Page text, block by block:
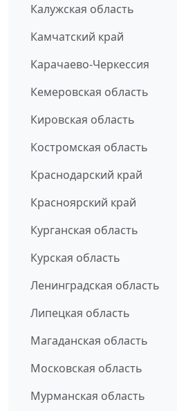
Калужская область
Камчатский край
Карачаево-Черкессия
Кемеровская область
Кировская область
Костромская область
Краснодарский край
Красноярский край
Курганская область
Курская область
Ленинградская область
Липецкая область
Магаданская область
Московская область
Мурманская область